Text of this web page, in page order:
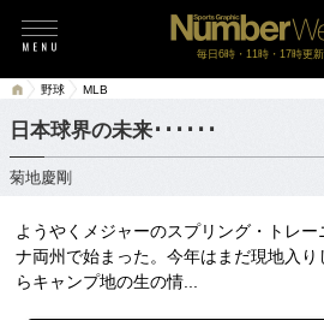
毎日6時・11時・17時更新
野球 MLB
日本球界の未来･･････
菊地慶剛
ようやくメジャーのスプリング・トレ
ナ両州で始まった。今年はまだ現地入
らキャンプ地の生の情...